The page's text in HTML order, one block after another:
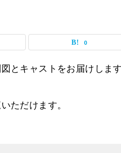
0
とキャストをお届けします
ただけます。